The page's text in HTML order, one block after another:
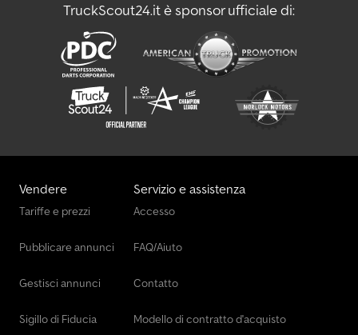
TruckScout24.it è sponsor ufficiale di:
Vendere
Tariffe e prezzi
Pubblicare annunci
Gestisci annunci
Sigillo di Fiducia
Servizio e assistenza
Accesso
FAQ/Aiuto
Contatto
Modello di contratto d'acquisto